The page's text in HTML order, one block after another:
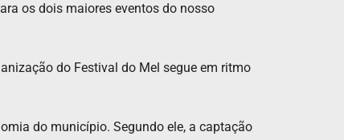
os dois maiores eventos do nosso
do Festival do Mel segue em ritmo
do município. Segundo ele, a captação